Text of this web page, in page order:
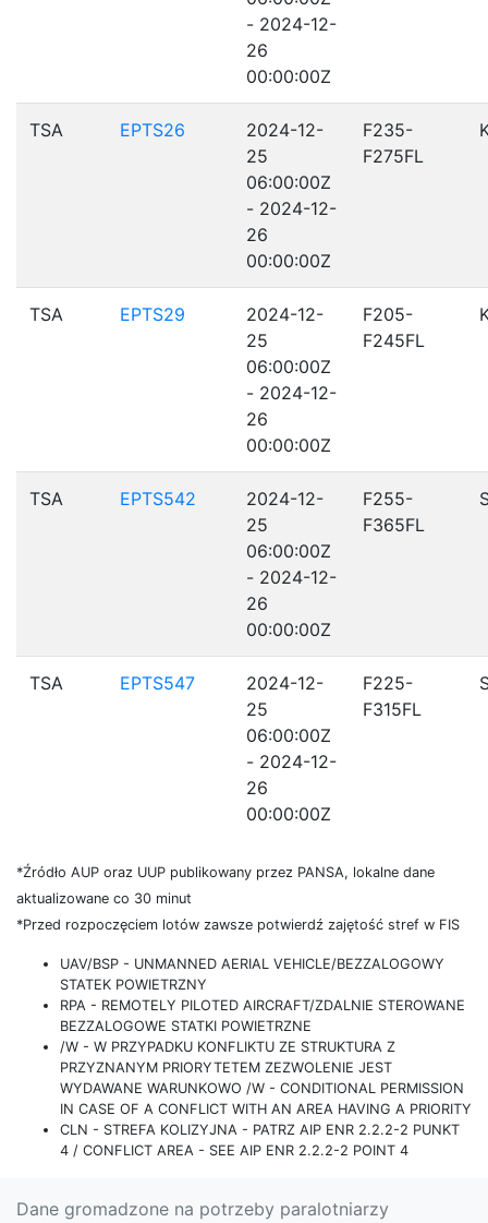
- 2024-12-
26
00:00:00Z
TSA EPTS26
2024-12-
25
06:00:00Z
- 2024-12-
26
00:00:00Z
F235-
F275FL
TSA EPTS29
2024-12-
25
06:00:00Z
- 2024-12-
26
00:00:00Z
F205-
F245FL
TSA EPTS542
2024-12-
25
06:00:00Z
- 2024-12-
26
00:00:00Z
F255-
F365FL
TSA EPTS547
2024-12-
25
06:00:00Z
- 2024-12-
26
00:00:00Z
F225-
F315FL
*Źródło AUP oraz UUP publikowany przez PANSA, lokalne dane
aktualizowane co 30 minut
*Przed rozpoczęciem lotów zawsze potwierdź zajętość stref w FIS
UAV/BSP - UNMANNED AERIAL VEHICLE/BEZZALOGOWY
STATEK POWIETRZNY
RPA - REMOTELY PILOTED AIRCRAFT/ZDALNIE STEROWANE
BEZZALOGOWE STATKI POWIETRZNE
/W - W PRZYPADKU KONFLIKTU ZE STRUKTURA Z
PRZYZNANYM PRIORYTETEM ZEZWOLENIE JEST
WYDAWANE WARUNKOWO /W - CONDITIONAL PERMISSION
IN CASE OF A CONFLICT WITH AN AREA HAVING A PRIORITY
CLN - STREFA KOLIZYJNA - PATRZ AIP ENR 2.2.2-2 PUNKT
4 / CONFLICT AREA - SEE AIP ENR 2.2.2-2 POINT 4
Dane gromadzone na potrzeby paralotniarzy